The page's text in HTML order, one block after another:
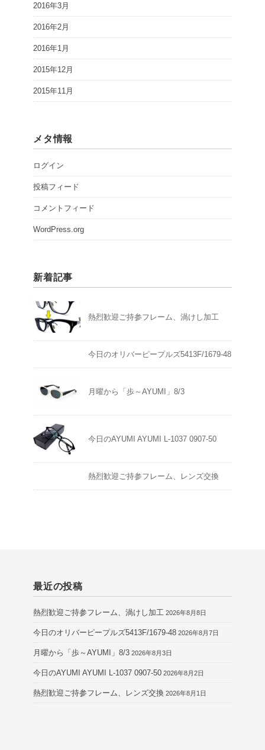
2016年3月
2016年2月
2016年1月
2015年12月
2015年11月
メタ情報
ログイン
投稿フィード
コメントフィード
WordPress.org
新着記事
熱烈歓迎ご持参フレーム、渦けし加工
今日のオリバーピープルズ5413F/1679-48
月曜から「歩～AYUMI」8/3
今日のAYUMI AYUMI L-1037 0907-50
熱烈歓迎ご持参フレーム、レンズ交換
最近の投稿
熱烈歓迎ご持参フレーム、渦けし加工 2026年8月8日
今日のオリバーピープルズ5413F/1679-48 2026年8月7日
月曜から「歩～AYUMI」8/3 2026年8月3日
今日のAYUMI AYUMI L-1037 0907-50 2026年8月2日
熱烈歓迎ご持参フレーム、レンズ交換 2026年8月1日